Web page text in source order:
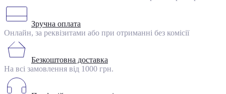
Зручна оплата
Онлайн, за реквізитами або при отриманні без комісії
Безкоштовна доставка
На всі замовлення від 1000 грн.